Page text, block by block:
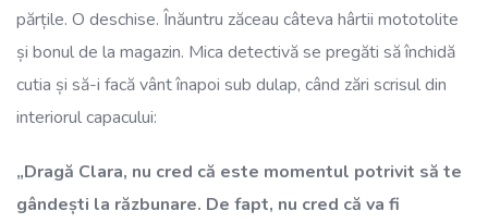
părțile. O deschise. Înăuntru zăceau câteva hârtii mototolite
și bonul de la magazin. Mica detectivă se pregăti să închidă
cutia și să-i facă vânt înapoi sub dulap, când zări scrisul din
interiorul capacului:
„Dragă Clara, nu cred că este momentul potrivit să te
gândești la răzbunare. De fapt, nu cred că va fi